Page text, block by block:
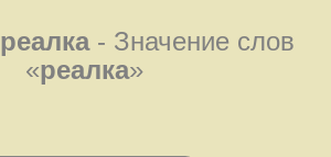
реалка- Значение слов
«реалка»